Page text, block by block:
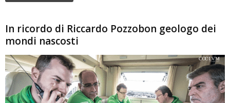
In ricordo di Riccardo Pozzobon geologo dei
mondi nascosti